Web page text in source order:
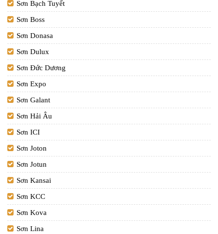
Sơn Bạch Tuyết
Sơn Boss
Sơn Donasa
Sơn Dulux
Sơn Đức Dương
Sơn Expo
Sơn Galant
Sơn Hải Âu
Sơn ICI
Sơn Joton
Sơn Jotun
Sơn Kansai
Sơn KCC
Sơn Kova
Sơn Lina